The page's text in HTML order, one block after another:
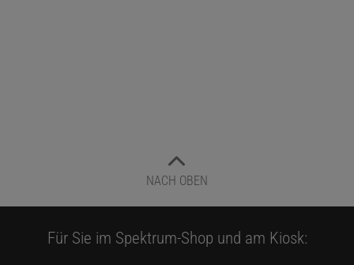
NACH OBEN
Für Sie im Spektrum-Shop und am Kiosk: